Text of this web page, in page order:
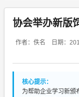
协会举办新版
作者：佚名 日期：
核心提示：
为帮助企业学习新颁